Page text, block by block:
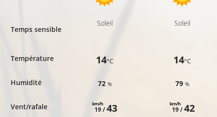
Temps sensible
Température
Humidité
Vent/rafale
Soleil
14°C
72 %
19 /
km/h 43
Soleil
14°C
79 %
19 /
km/h 42